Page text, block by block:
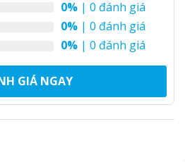
0% | 0 đánh giá
0% | 0 đánh giá
0% | 0 đánh giá
GIÁ NGAY